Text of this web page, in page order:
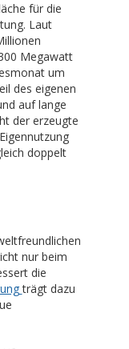
für die
Laut
Megawatt
um
des eigenen
auf lange
der erzeugte
doppelt
nur beim
die
trägt dazu